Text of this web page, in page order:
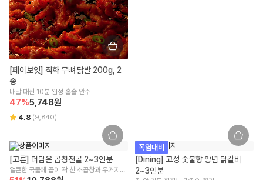
[페이보잇] 직화 무뼈 닭발 200g, 2
종
배달 대신 10분 완성 홈술 안주
47%5,748원
4.8 (9,840)
[고른] 더담은 곱창전골 2~3인분
얼큰한 국물에 곱이 꽉 찬 소곱창과 우거지가
폭염대비
[Dining] 고성 숯불향 양념 닭갈비
2~3인분